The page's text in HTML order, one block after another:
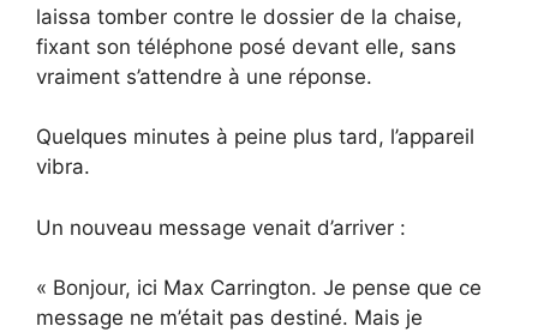
laissa tomber contre le dossier de la chaise,
fixant son téléphone posé devant elle, sans
vraiment s’attendre à une réponse.
Quelques minutes à peine plus tard, l’appareil
vibra.
Un nouveau message venait d’arriver :
« Bonjour, ici Max Carrington. Je pense que ce
message ne m’était pas destiné. Mais je